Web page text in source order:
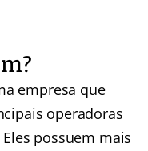
empresa que
operadoras
possuem mais